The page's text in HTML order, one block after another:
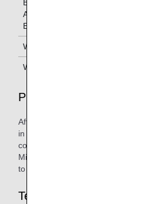
Between Asia/Oceania and North
America/Hawaii/ Europe/Africa/Middle
East
Within Asia/Oceania (Excluding
Within Japan
Procedures
After making a reservation for an
in your baggage at the check-in
counter on the day of departure. Just
Mileage Club card and inform the
to use miles toward excess baggage
Terms & Conditions